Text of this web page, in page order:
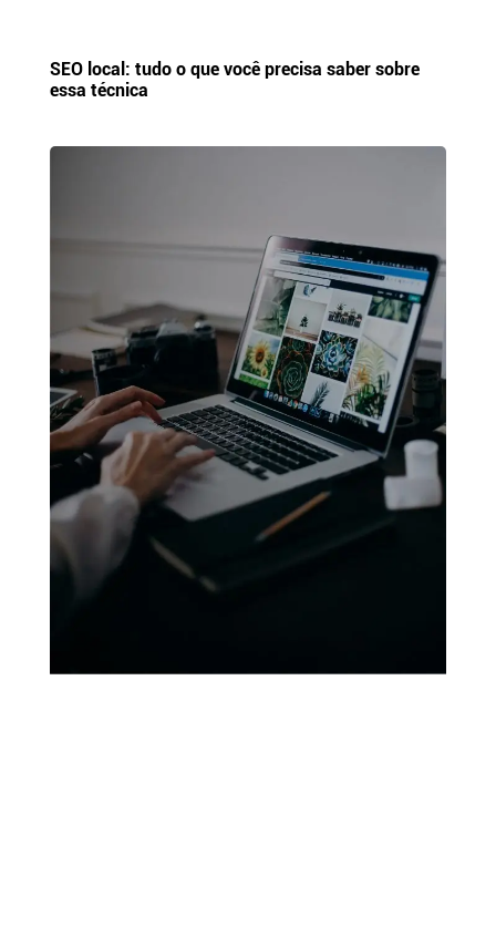
SEO local: tudo o que você precisa saber sobre
essa técnica